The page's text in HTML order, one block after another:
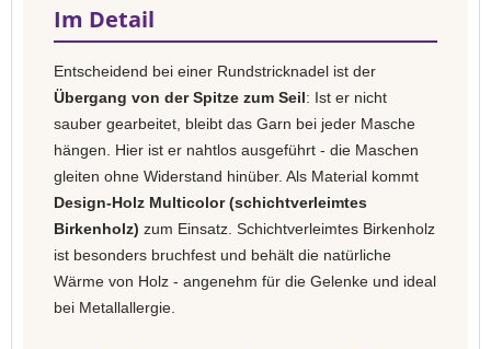
Im Detail
Entscheidend bei einer Rundstricknadel ist der
Übergang von der Spitze zum Seil: Ist er nicht
sauber gearbeitet, bleibt das Garn bei jeder Masche
hängen. Hier ist er nahtlos ausgeführt - die Maschen
gleiten ohne Widerstand hinüber. Als Material kommt
Design-Holz Multicolor (schichtverleimtes
Birkenholz) zum Einsatz. Schichtverleimtes Birkenholz
ist besonders bruchfest und behält die natürliche
Wärme von Holz - angenehm für die Gelenke und ideal
bei Metallallergie.